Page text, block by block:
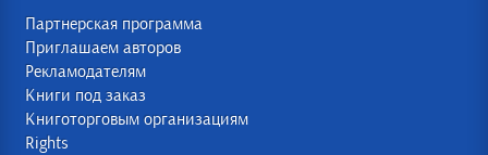
Партнерская программа
Приглашаем авторов
Рекламодателям
Книги под заказ
Книготорговым организациям
Rights